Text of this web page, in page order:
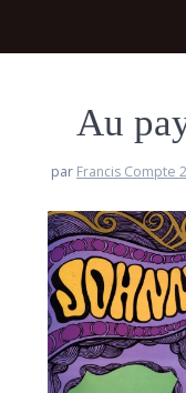
Au
par Francis Compte 2